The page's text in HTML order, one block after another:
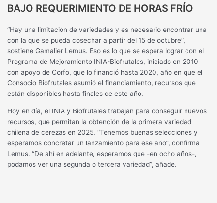
BAJO REQUERIMIENTO DE HORAS FRÍO
“Hay una limitación de variedades y es necesario encontrar una
con la que se pueda cosechar a partir del 15 de octubre”,
sostiene Gamalier Lemus. Eso es lo que se espera lograr con el
Programa de Mejoramiento INIA-Biofrutales, iniciado en 2010
con apoyo de Corfo, que lo financió hasta 2020, año en que el
Consocio Biofrutales asumió el financiamiento, recursos que
están disponibles hasta finales de este año.
Hoy en día, el INIA y Biofrutales trabajan para conseguir nuevos
recursos, que permitan la obtención de la primera variedad
chilena de cerezas en 2025. “Tenemos buenas selecciones y
esperamos concretar un lanzamiento para ese año”, confirma
Lemus. “De ahí en adelante, esperamos que -en ocho años-,
podamos ver una segunda o tercera variedad”, añade.